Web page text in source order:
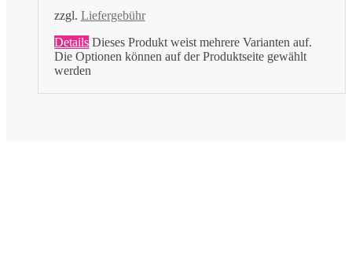
zzgl. Liefergebühr
Details Dieses Produkt weist mehrere Varianten auf.
Die Optionen können auf der Produktseite gewählt
werden